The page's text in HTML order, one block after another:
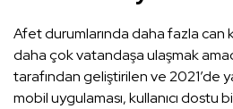
Afet durumlarında daha fazla can
daha çok vatandaşa ulaşmak
tarafından geliştirilen ve 2021’de
mobil uygulaması, kullanıcı dostu